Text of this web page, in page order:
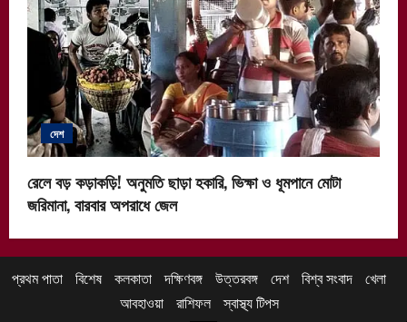
দেশ
রেলে বড় কড়াকড়ি! অনুমতি ছাড়া হকারি, ভিক্ষা ও ধূমপানে মোটা
জরিমানা, বারবার অপরাধে জেল
প্রথম পাতা বিশেষ কলকাতা দক্ষিণবঙ্গ উত্তরবঙ্গ দেশ বিশ্ব সংবাদ খেলা
আবহাওয়া
রাশিফল স্বাস্থ্য টিপস